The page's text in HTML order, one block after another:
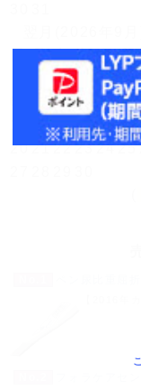
木 金
1
2 3
8 9 1011
1415161718
202122232425
フォラケアセ